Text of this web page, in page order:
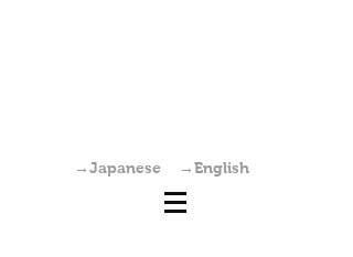
→Japanese →English